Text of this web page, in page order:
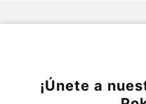
¡Únete a